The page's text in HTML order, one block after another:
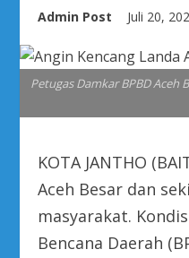
Admin Post Juli 20,
Petugas Damkar BPBD
KOTA JANTHO
Aceh Besar dan
masyarakat.
Bencana Daerah